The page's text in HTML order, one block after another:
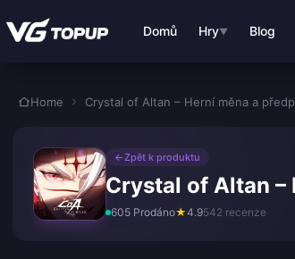
Domů Hry▼ Blog
Home Crystal of Altan – Herní měna a
←Zpět k produktu
Crystal of Altan –
605 Prodáno★4.9542 recenze